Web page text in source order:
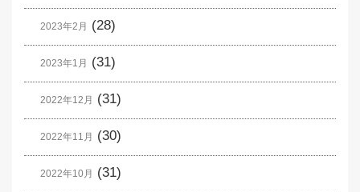
2023年2月 (28)
2023年1月 (31)
2022年12月 (31)
2022年11月 (30)
2022年10月 (31)